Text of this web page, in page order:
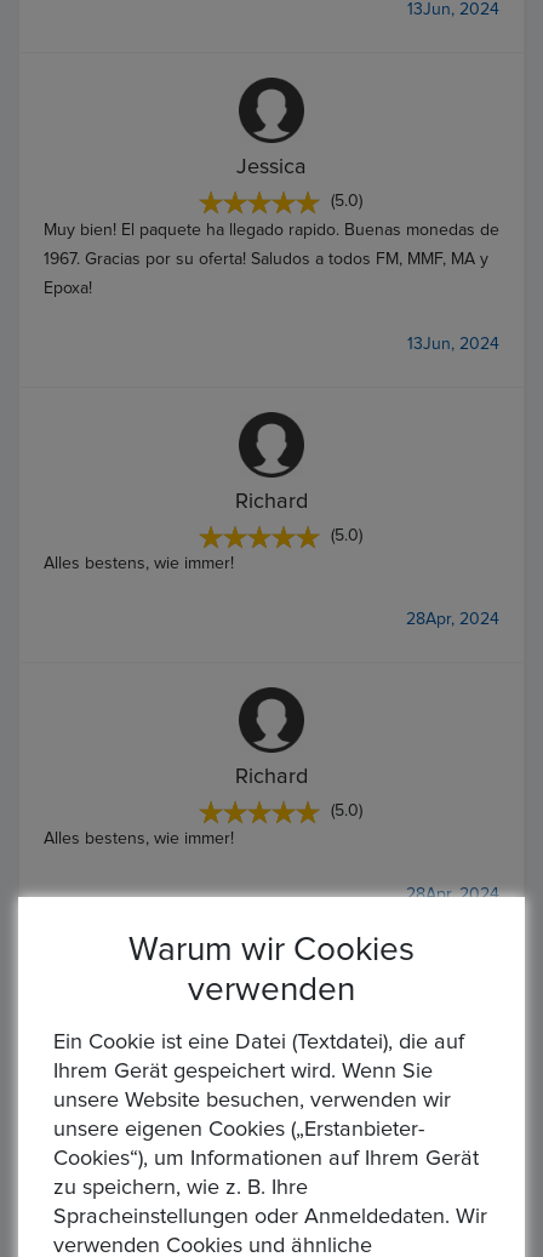
13Jun, 2024
Jessica
(5.0)
Muy bien! El paquete ha llegado rapido. Buenas monedas de
1967. Gracias por su oferta! Saludos a todos FM, MMF, MA y
Epoxa!
13Jun, 2024
Richard
(5.0)
Alles bestens, wie immer!
28Apr, 2024
Richard
(5.0)
Alles bestens, wie immer!
28Apr, 2024
Richard
28Apr, 2024
Warum wir Cookies
verwenden
Ein Cookie ist eine Datei (Textdatei), die auf
Ihrem Gerät gespeichert wird. Wenn Sie
unsere Website besuchen, verwenden wir
unsere eigenen Cookies („Erstanbieter-
Cookies“), um Informationen auf Ihrem Gerät
zu speichern, wie z. B. Ihre
Spracheinstellungen oder Anmeldedaten. Wir
verwenden Cookies und ähnliche